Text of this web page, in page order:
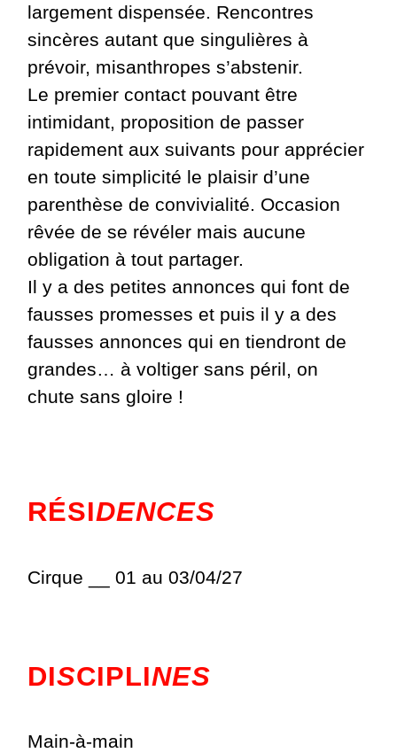
largement dispensée. Rencontres
sincères autant que singulières à
prévoir, misanthropes s’abstenir.
Le premier contact pouvant être
intimidant, proposition de passer
rapidement aux suivants pour apprécier
en toute simplicité le plaisir d’une
parenthèse de convivialité. Occasion
rêvée de se révéler mais aucune
obligation à tout partager.
Il y a des petites annonces qui font de
fausses promesses et puis il y a des
fausses annonces qui en tiendront de
grandes… à voltiger sans péril, on
chute sans gloire !
RÉSIDENCES
Cirque __ 01 au 03/04/27
DISCIPLINES
Main-à-main